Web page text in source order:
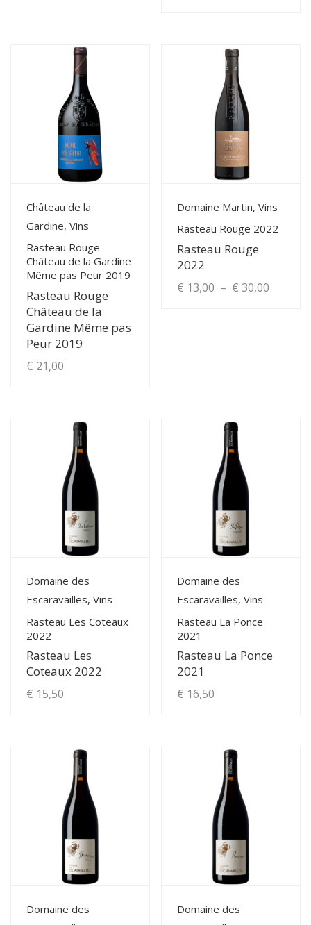
View Details
Château de la
Gardine, Vins
Rasteau Rouge
Château de la Gardine
Même pas Peur 2019
Rasteau Rouge
Château de la
Gardine Même pas
Peur 2019
€ 21,00
View Details
Domaine Martin, Vins
Rasteau Rouge 2022
Rasteau Rouge
2022
€ 13,00 – € 30,00
produit
View Details
Domaine des
Escaravailles, Vins
Rasteau Les Coteaux
2022
Rasteau Les
Coteaux 2022
€ 15,50
View Details
Domaine des
Escaravailles, Vins
Rasteau La Ponce
2021
Rasteau La Ponce
2021
€ 16,50
View Details
Domaine des
View Details
Domaine des